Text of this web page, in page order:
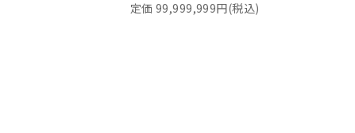
定価 99,999,999円(税込)